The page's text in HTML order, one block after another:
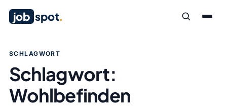
job spot.
SCHLAGWORT
Schlagwort:
Wohlbefinden